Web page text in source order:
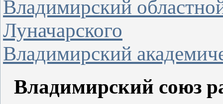
Владимирский
Луначарского
Владимирский
Владимирский союз